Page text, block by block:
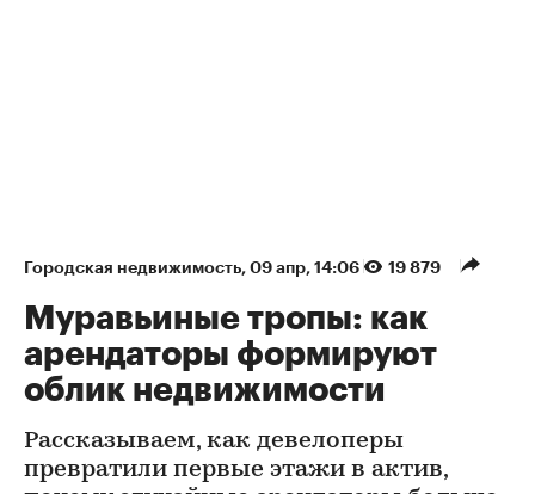
Городская недвижимость 09 апр, 14:06 19 879
Муравьиные тропы: как
арендаторы формируют
облик недвижимости
Рассказываем, как девелоперы
превратили первые этажи в актив,